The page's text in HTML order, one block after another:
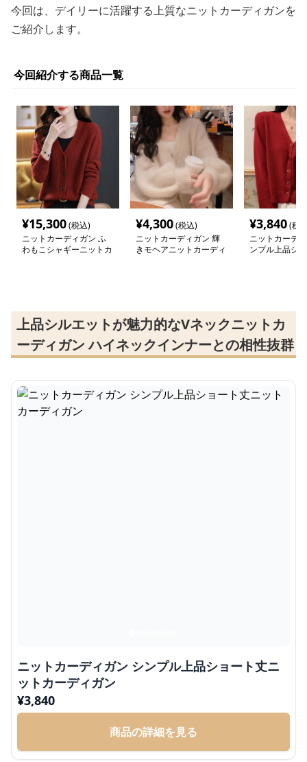
今回は、デイリーに活躍する上質なニットカーディガンを
ご紹介します。
今回紹介する商品一覧
¥15,300(税込)
ニットカーディガン ふ
わもこシャギーニットカ
¥4,300(税込)
ニットカーディガン 輝
きモヘアニットカーディ
¥3,840(税
ニットカーデ
ンプル上品シ
上品シルエットが魅力的なVネックニットカ
ーディガン ハイネックインナーとの相性抜群
ニットカーディガン シンプル上品ショート丈ニ
ットカーディガン
¥3,840
商品の詳細を見る